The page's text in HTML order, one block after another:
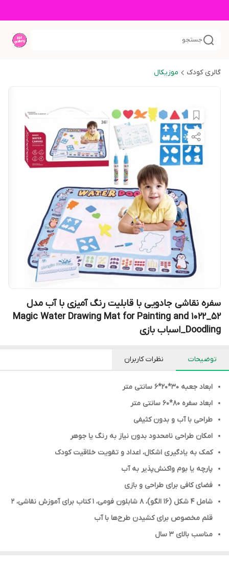
جستجو
گالری کودک موزیکال
سفره نقاشی جادویی با قابلیت رنگ آمیزی با آب مدل
52_1022 Magic Water Drawing Mat for Painting and
Doodling_اسباب بازی
توضیحات نظرات کاربران
ابعاد جعبه 30*20*6 سانتی متر
ابعاد سفره 80*60 سانتی‌ متر
طراحی با آب و بدون کثیفی
امکان طراحی نامحدود بدون نیاز به رنگ یا جوهر
کمک به یادگیری اشکال، اعداد و تقویت خلاقیت کودک
پارچه یا بوم واکنش‌پذیر به آب
فضای کافی برای طراحی و بازی
شامل 4 شکل (16 الگو)، 8 شابلون فومی، 1 کتاب برای آموزش نقاشی، 2
قلم مخصوص برای کشیدن طرح‌ها با آب
مناسب بالای 3 سال